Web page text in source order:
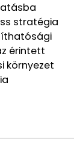
stratégia
érintett
környezet